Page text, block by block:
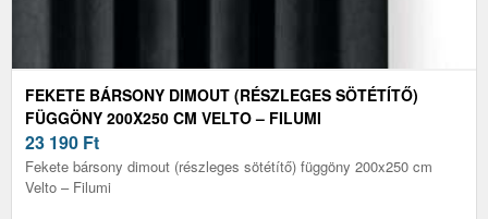
FEKETE BÁRSONY DIMOUT (RÉSZLEGES SÖTÉTÍTŐ)
FÜGGÖNY 200X250 CM VELTO – FILUMI
23 190 Ft
Fekete bársony dimout (részleges sötétítő) függöny 200x250 cm
Velto – Filumi